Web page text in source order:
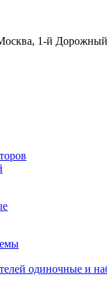
1-й Дорожный
одиночные и